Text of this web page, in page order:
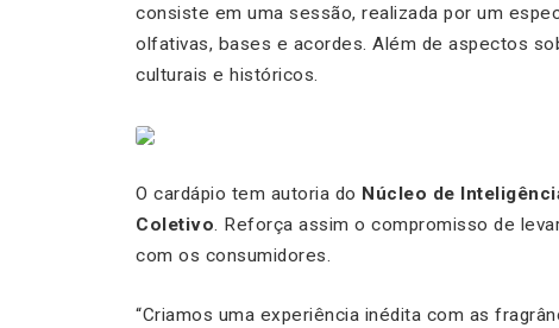
consiste em uma sessão, realizada por um
olfativas, bases e acordes. Além de aspectos
culturais e históricos.
O cardápio tem autoria do Núcleo de
Coletivo. Reforça assim o compromisso de
com os consumidores.
“Criamos uma experiência inédita com as